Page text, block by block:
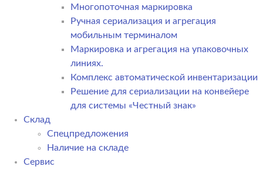
Многопоточная маркировка
Ручная сериализация и агрегация
мобильным терминалом
Маркировка и агрегация на упаковочных
линиях.
Комплекс автоматической инвентаризации
Решение для сериализации на конвейере
для системы «Честный знак»
Склад
Спецпредложения
Наличие на складе
Сервис